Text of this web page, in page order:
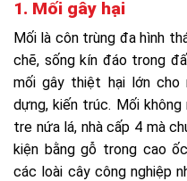
1. Mối gây hại
Mối là côn trùng đa hình
chẽ, sống kín đáo trong
mối gây thiệt hại lớn cho
dựng, kiến trúc. Mối không
tre nứa lá, nhà cấp 4 mà
kiện bằng gỗ trong cao
các loài cây công nghiệp